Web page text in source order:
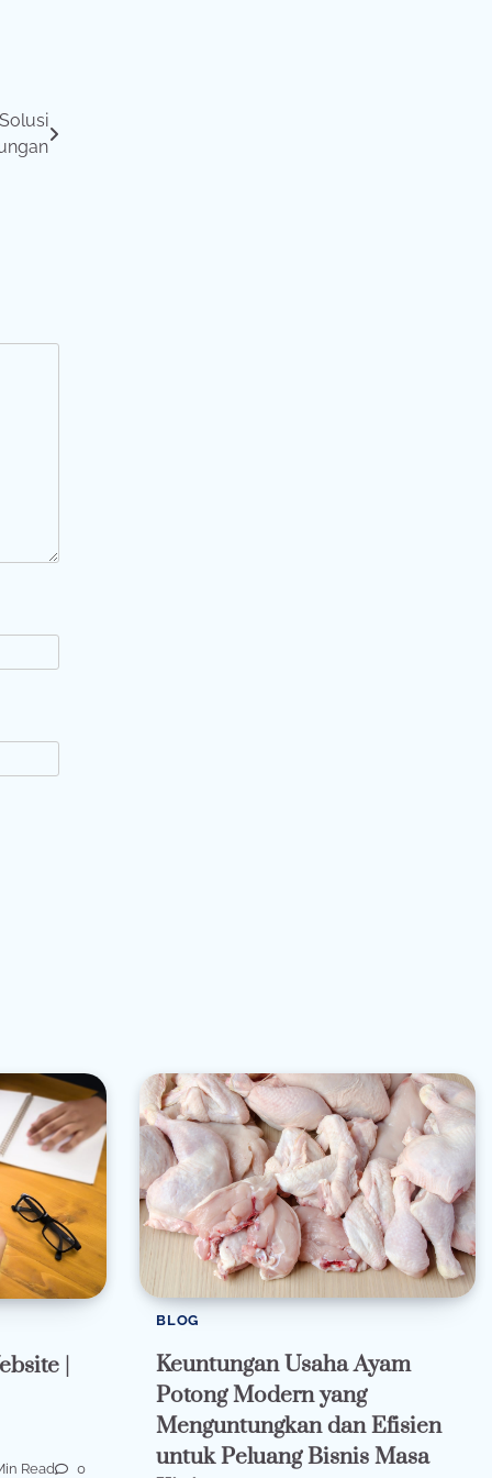
|
Read 0
BLOG
Keuntungan Usaha Ayam
Potong Modern yang
Menguntungkan dan Efisien
untuk Peluang Bisnis Masa